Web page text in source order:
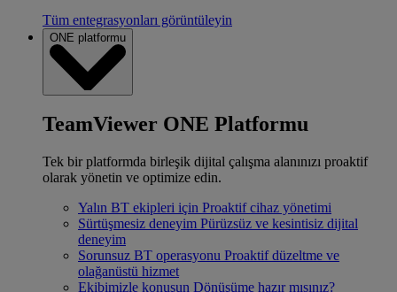
Tüm entegrasyonları görüntüleyin
ONE platformu
TeamViewer ONE Platformu
Tek bir platformda birleşik dijital çalışma alanınızı proaktif
olarak yönetin ve optimize edin.
Yalın BT ekipleri için Proaktif cihaz yönetimi
Sürtüşmesiz deneyim Pürüzsüz ve kesintisiz dijital
deneyim
Sorunsuz BT operasyonu Proaktif düzeltme ve
olağanüstü hizmet
Ekibimizle konuşun Dönüşüme hazır mısınız?